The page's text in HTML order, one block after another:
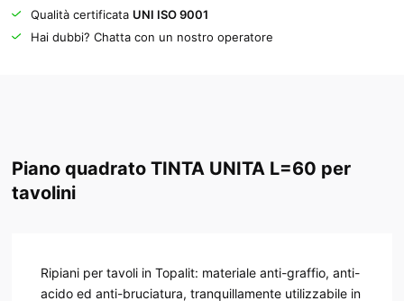
Qualità certificata UNI ISO 9001
Hai dubbi? Chatta con un nostro operatore
Piano quadrato TINTA UNITA L=60 per
tavolini
Ripiani per tavoli in Topalit: materiale anti-graffio, anti-
acido ed anti-bruciatura, tranquillamente utilizzabile in